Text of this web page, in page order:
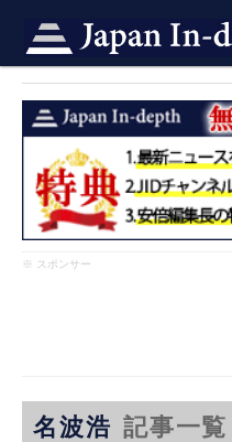
※ スポンサー
名波浩 記事一覧